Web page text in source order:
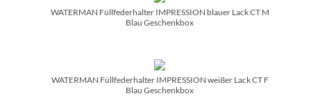
WATERMAN Füllfederhalter IMPRESSION blauer Lack CT M
Blau Geschenkbox
WATERMAN Füllfederhalter IMPRESSION weißer Lack CT F
Blau Geschenkbox